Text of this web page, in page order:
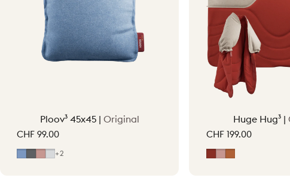
Ploov³ 45x45 | Original
CHF 99.00
Mid BlueHellrosa
Light Grey
+2
Huge Hug³ |
CHF 199.00